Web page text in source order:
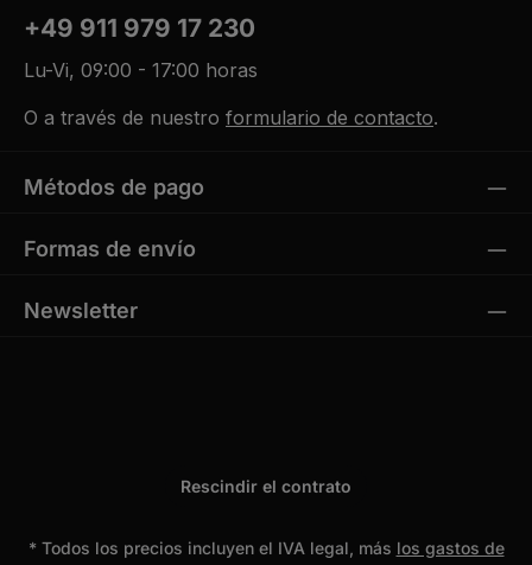
+49 911 979 17 230
Lu-Vi, 09:00 - 17:00 horas
O a través de nuestro formulario de contacto.
Métodos de pago
Formas de envío
Newsletter
Rescindir el contrato
* Todos los precios incluyen el IVA legal, más los gastos de